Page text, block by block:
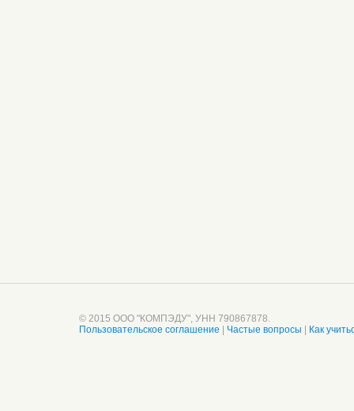
© 2015 ООО "КОМПЭДУ", УНН 790867878.
Пользовательское соглашение
Частые вопросы Как